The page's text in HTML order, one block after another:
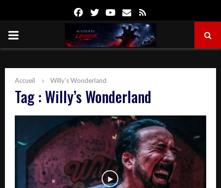
FacebookTwitterYoutube
Email
PRIMARY
Accueil Willy's Wonderland
Tag : Willy’s Wonderland